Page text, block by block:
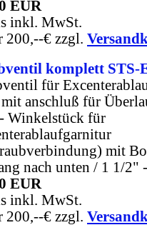
EUR
inkl. MwSt.
200,--€ zzgl.
komplett STS-
für
anschluß für
Winkelstück für
mit
nach unten / 1 1/2"
EUR
inkl. MwSt.
200,--€ zzgl.